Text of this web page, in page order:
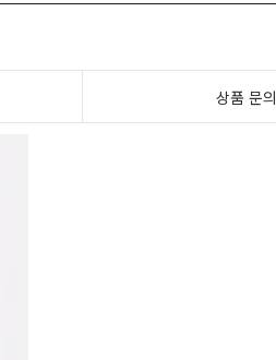
상품 문의